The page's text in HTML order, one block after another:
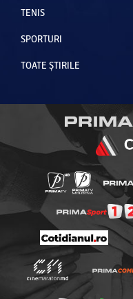
TENIS
SPORTURI
TOATE ȘTIRILE